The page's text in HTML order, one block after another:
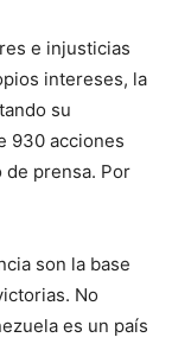
e injusticias
intereses, la
su
930 acciones
de prensa. Por
son la base
No
es un país